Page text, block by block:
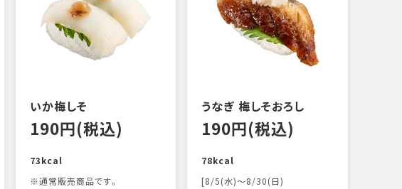
いか梅しそ
190円(税込)
73kcal
※通常販売商品です。
うなぎ 梅しそおろし
190円(税込)
78kcal
[8/5(水)～8/30(日)